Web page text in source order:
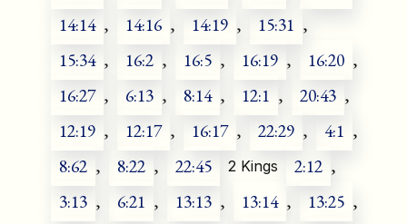
14:14 , 14:16 , 14:19 , 15:31 ,
15:34 , 16:2 , 16:5 , 16:19 , 16:20 ,
16:27 , 6:13 , 8:14 , 12:1 , 20:43 ,
12:19 , 12:17 , 16:17 , 22:29 , 4:1 ,
8:62 , 8:22 , 22:45 2 Kings 2:12 ,
3:13 , 6:21 , 13:13 , 13:14 , 13:25 ,